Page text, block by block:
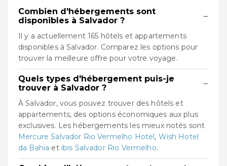
Combien d'hébergements sont
disponibles à Salvador ?
−
Il y a actuellement 165 hôtels et appartements
disponibles à Salvador. Comparez les options pour
trouver la meilleure offre pour votre voyage.
Quels types d'hébergement puis-je
trouver à Salvador ?
−
À Salvador, vous pouvez trouver des hôtels et
appartements, des options économiques aux plus
exclusives. Les hébergements les mieux notés sont
Mercure Salvador Rio Vermelho Hotel, Wish Hotel
da Bahia et ibis Salvador Rio Vermelho.